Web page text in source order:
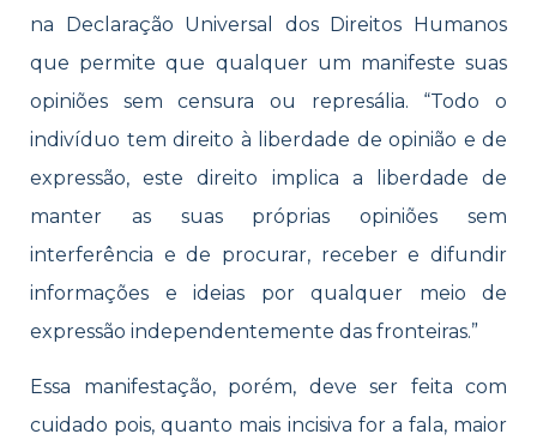
na Declaração Universal dos Direitos Humanos
que permite que qualquer um manifeste suas
opiniões sem censura ou represália. “Todo o
indivíduo tem direito à liberdade de opinião e de
expressão, este direito implica a liberdade de
manter as suas próprias opiniões sem
interferência e de procurar, receber e difundir
informações e ideias por qualquer meio de
expressão independentemente das fronteiras.”
Essa manifestação, porém, deve ser feita com
cuidado pois, quanto mais incisiva for a fala, maior